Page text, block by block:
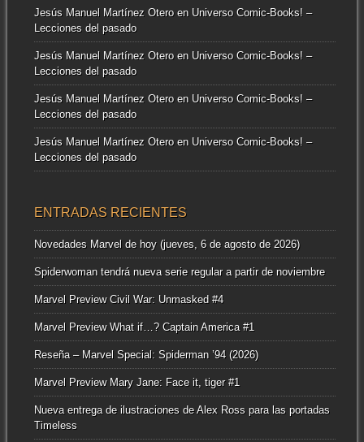
Jesús Manuel Martínez Oteroen Universo Comic-Books! –
Lecciones del pasado
Jesús Manuel Martínez Oteroen Universo Comic-Books! –
Lecciones del pasado
Jesús Manuel Martínez Oteroen Universo Comic-Books! –
Lecciones del pasado
Jesús Manuel Martínez Oteroen Universo Comic-Books! –
Lecciones del pasado
ENTRADAS RECIENTES
Novedades Marvel de hoy (jueves, 6 de agosto de 2026)
Spiderwoman tendrá nueva serie regular a partir de noviembre
Marvel Preview Civil War: Unmasked #4
Marvel Preview What if…? Captain America #1
Reseña – Marvel Special: Spiderman ’94 (2026)
Marvel Preview Mary Jane: Face it, tiger #1
Nueva entrega de ilustraciones de Alex Ross para las portadas
Timeless